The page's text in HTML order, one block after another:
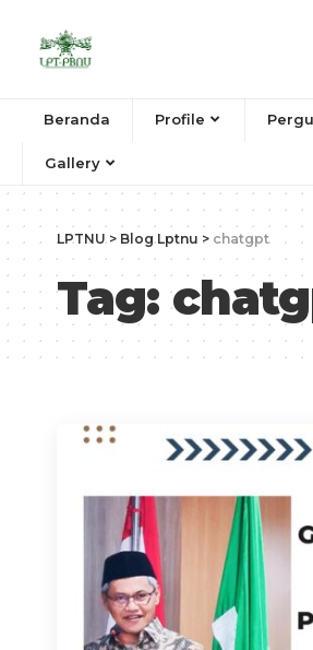
Beranda Profile
Gallery
LPTNU> Blog Lptnu > chatgpt
Tag: